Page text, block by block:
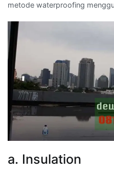
metode waterproofing
a. Insulation